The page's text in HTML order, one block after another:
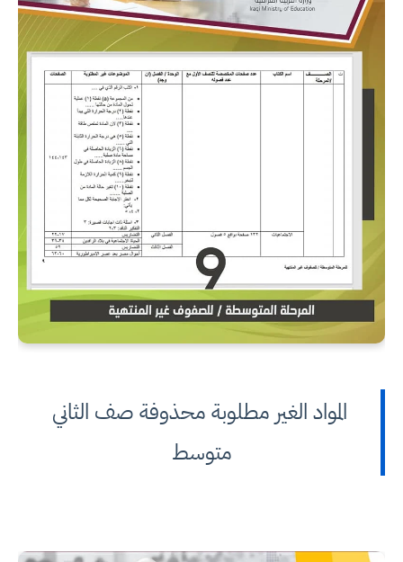
المواد الغير مطلوبة محذوفة صف الثاني
متوسط